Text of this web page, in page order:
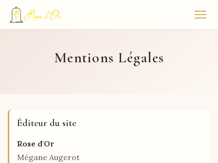
Mentions Légales
Éditeur du site
Rose d'Or
Mégane Augerot